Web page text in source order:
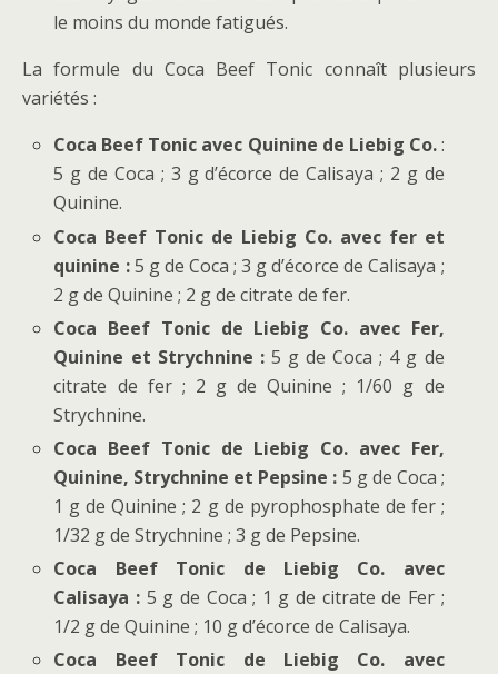
le moins du monde fatigués.
La formule du Coca Beef Tonic connaît plusieurs
variétés :
Coca Beef Tonic avec Quinine de Liebig Co.:
5 g de Coca ; 3 g d’écorce de Calisaya ; 2 g de
Quinine.
Coca Beef Tonic de Liebig Co. avec fer et
quinine :5 g de Coca ; 3 g d’écorce de Calisaya ;
2 g de Quinine ; 2 g de citrate de fer.
Coca Beef Tonic de Liebig Co. avec Fer,
Quinine et Strychnine :5 g de Coca ; 4 g de
citrate de fer ; 2 g de Quinine ; 1/60 g de
Strychnine.
Coca Beef Tonic de Liebig Co. avec Fer,
Quinine, Strychnine et Pepsine : 5 g de Coca ;
1 g de Quinine ; 2 g de pyrophosphate de fer ;
1/32 g de Strychnine ; 3 g de Pepsine.
Coca Beef Tonic de Liebig Co. avec
Calisaya : 5 g de Coca ; 1 g de citrate de Fer ;
1/2 g de Quinine ; 10 g d’écorce de Calisaya.
Coca Beef Tonic de Liebig Co. avec